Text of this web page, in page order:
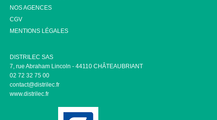
NOS AGENCES
CGV
MENTIONS LÉGALES
DISTRILEC SAS
7, rue Abraham Lincoln - 44110 CHÂTEAUBRIANT
02 72 32 75 00
contact@distrilec.fr
www.distrilec.fr